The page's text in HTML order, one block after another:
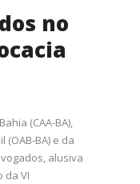
no
(CAA-BA),
BA) e da
alusiva
da VI